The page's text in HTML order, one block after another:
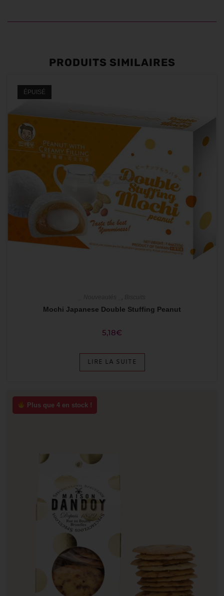
PRODUITS SIMILAIRES
ÉPUISÉ
,
Mochi Japanese Double Stuffing Peanut
5,18€
LIRE LA SUITE
Plus que 4 en stock !